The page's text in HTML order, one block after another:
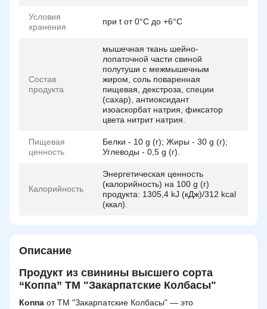
Условия
хранения
при t от 0°C до +6°C
Состав
продукта
мышечная ткань шейно-
лопаточной части свиной
полутуши с межмышечным
жиром, соль поваренная
пищевая, декстроза, специи
(сахар), антиоксидант
изоаскорбат натрия, фиксатор
цвета нитрит натрия.
Пищевая
ценность
Белки - 10 g (г); Жиры - 30 g (г);
Углеводы - 0,5 g (г).
Калорийность
Энергетическая ценность
(калорийность) на 100 g (г)
продукта: 1305,4 kJ (кДж)/312 kcal
(ккал).
Описание
Продукт из свинины высшего сорта
“Коппа” ТМ "Закарпатские Колбасы"
Коппа от ТМ "Закарпатские Колбасы" — это